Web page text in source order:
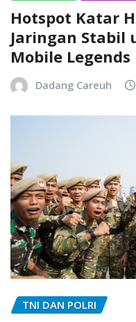
Hotspot Katar
Jaringan Stabil
Mobile Legends
Dadang Careuh
TNI DAN POLRI